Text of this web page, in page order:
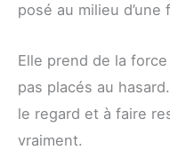
posé au milieu d’une
Elle prend de la
pas placés au
le regard et à faire
vraiment.